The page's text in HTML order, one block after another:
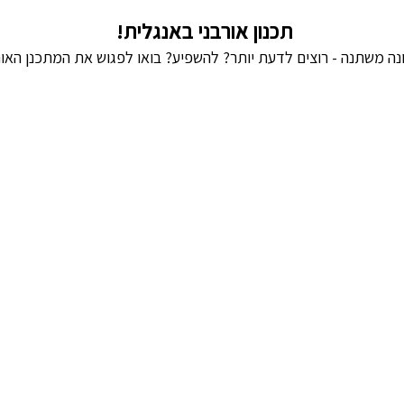
תכנון אורבני באנגלית!
משתנה - רוצים לדעת יותר? להשפיע? בואו לפגוש את המתכנן